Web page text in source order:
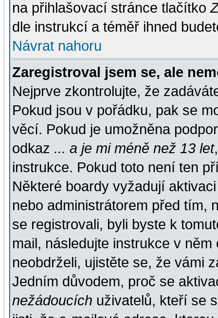
na přihlašovací stránce tlačítko
dle instrukcí a téměř ihned
Návrat nahoru
Zaregistroval jsem se, ale
Nejprve zkontrolujte, že
Pokud jsou v pořádku, pak se
věcí. Pokud je umožněna
odkaz ... a je mi méně než 13 let
instrukce. Pokud toto není ten
Některé boardy vyžadují
nebo administrátorem před tím,
se registrovali, byli byste k
mail, následujte instrukce v
neobdrželi, ujistěte se, že vámi
Jedním důvodem, proč se
nežádoucích uživatelů, kteří se